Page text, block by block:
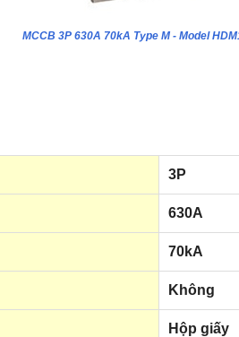
Tủ nhựa âm tường 18 module - Model
HDPZ50PR18IP30F
0909.067.950 Ms.Châu
MCCB 3P 630A 70kA Type M - Model
3P
630A
70kA
Không
Hộp giấy